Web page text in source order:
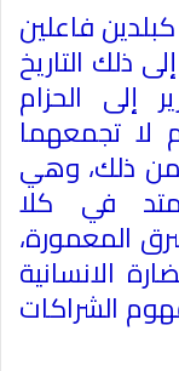
فاعلين
ذلك التاريخ
إلى الحزام
لا تجمعهما
ذلك، وهي
في كلا
المعمورة،
الانسانية
الشراكات